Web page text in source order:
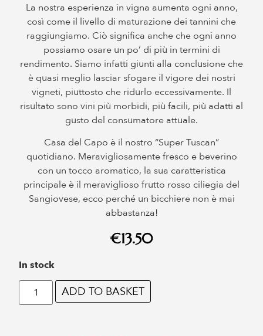
La nostra esperienza in vigna aumenta ogni anno,
così come il livello di maturazione dei tannini che
raggiungiamo. Ciò significa anche che ogni anno
possiamo osare un po’ di più in termini di
rendimento. Siamo infatti giunti alla conclusione che
è quasi meglio lasciar sfogare il vigore dei nostri
vigneti, piuttosto che ridurlo eccessivamente. Il
risultato sono vini più morbidi, più facili, più adatti al
gusto del consumatore attuale.
Casa del Capo è il nostro “Super Tuscan”
quotidiano. Meravigliosamente fresco e beverino
con un tocco aromatico, la sua caratteristica
principale è il meraviglioso frutto rosso ciliegia del
Sangiovese, ecco perché un bicchiere non è mai
abbastanza!
€13.50
In stock
ADD TO BASKET